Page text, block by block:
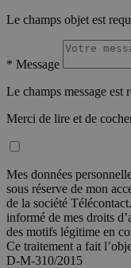
Le champs objet est
* Message
Le champs message est
Merci de lire et de
Mes données
sous réserve de mon
de la société
informé de mes droits
des motifs légitime en
Ce traitement a fait
D-M-310/2015